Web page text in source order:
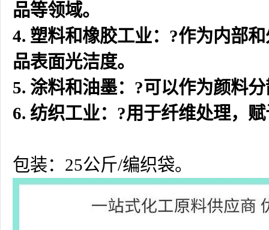
品等领域。
4. 塑料和橡胶工业：?作为内部
品表面光洁度。
5. 涂料和油墨：?可以作为颜料
6. 纺织工业：?用于纤维处理，
包装：25公斤/编织袋。